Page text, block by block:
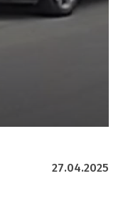
27.04.2025